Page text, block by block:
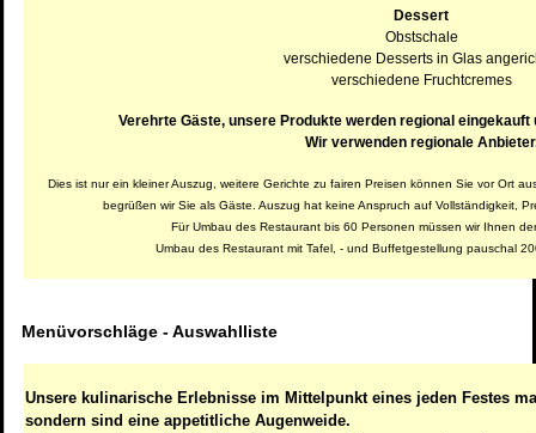
Dessert
Obstschale
verschiedene Desserts in Glas
verschiedene Fruchtcremes
Verehrte Gäste, unsere Produkte werden regional
Wir verwenden regionale
Dies ist nur ein kleiner Auszug, weitere Gerichte zu fairen Preisen können Sie vor Ort
begrüßen wir Sie als Gäste. Auszug hat keine Anspruch auf Vollständigkeit,
Für Umbau des Restaurant bis 60 Personen müssen wir Ihnen
Umbau des Restaurant mit Tafel, - und Buffetgestellung pauschal
Menüvorschläge - Auswahlliste
Unsere kulinarische Erlebnisse im Mittelpunkt eines jeden Festes
sondern sind eine appetitliche Augenweide.